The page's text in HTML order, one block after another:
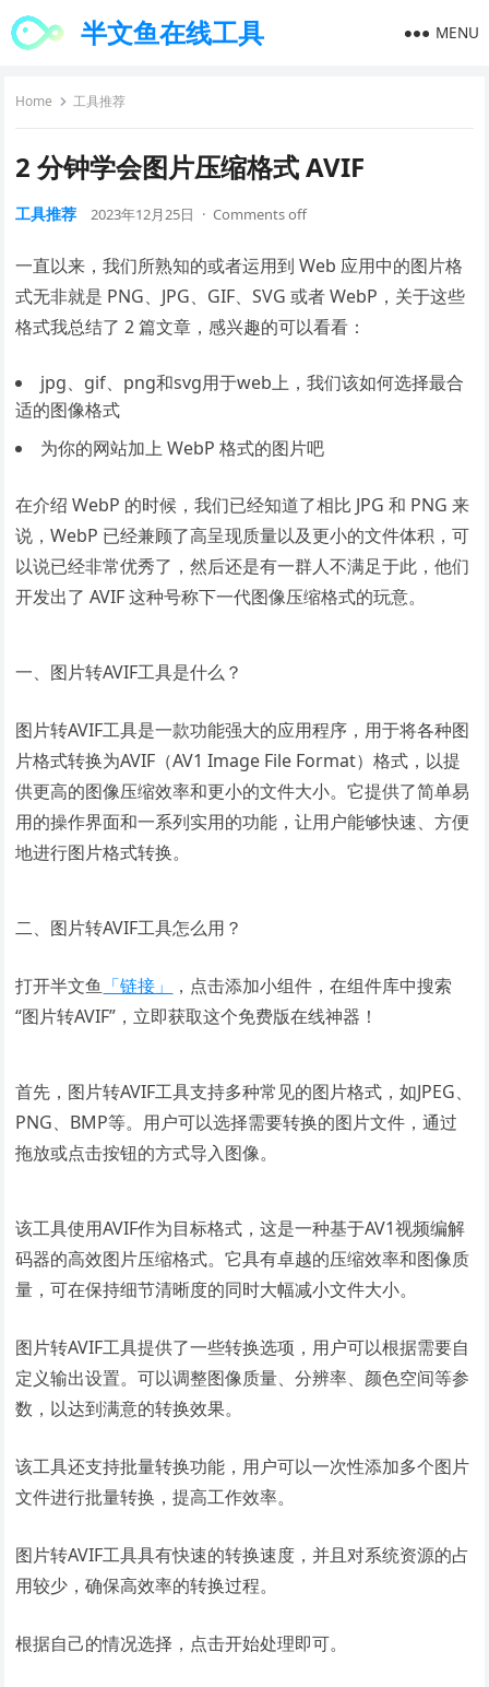
半文鱼在线工具 MENU
Home 工具推荐
2 分钟学会图片压缩格式 AVIF
工具推荐 2023年12月25日 · Comments off
一直以来，我们所熟知的或者运用到 Web 应用中的图片格
式无非就是 PNG、JPG、GIF、SVG 或者 WebP，关于这些
格式我总结了 2 篇文章，感兴趣的可以看看：
jpg、gif、png和svg用于web上，我们该如何选择最合
适的图像格式
为你的网站加上 WebP 格式的图片吧
在介绍 WebP 的时候，我们已经知道了相比 JPG 和 PNG 来
说，WebP 已经兼顾了高呈现质量以及更小的文件体积，可
以说已经非常优秀了，然后还是有一群人不满足于此，他们
开发出了 AVIF 这种号称下一代图像压缩格式的玩意。
一、图片转AVIF工具是什么？
图片转AVIF工具是一款功能强大的应用程序，用于将各种图
片格式转换为AVIF（AV1 Image File Format）格式，以提
供更高的图像压缩效率和更小的文件大小。它提供了简单易
用的操作界面和一系列实用的功能，让用户能够快速、方便
地进行图片格式转换。
二、图片转AVIF工具怎么用？
打开半文鱼 「链接」
，点击添加小组件，在组件库中搜索
“图片转AVIF”，立即获取这个免费版在线神器！
首先，图片转AVIF工具支持多种常见的图片格式，如JPEG、
PNG、BMP等。用户可以选择需要转换的图片文件，通过
拖放或点击按钮的方式导入图像。
该工具使用AVIF作为目标格式，这是一种基于AV1视频编解
码器的高效图片压缩格式。它具有卓越的压缩效率和图像质
量，可在保持细节清晰度的同时大幅减小文件大小。
图片转AVIF工具提供了一些转换选项，用户可以根据需要自
定义输出设置。可以调整图像质量、分辨率、颜色空间等参
数，以达到满意的转换效果。
该工具还支持批量转换功能，用户可以一次性添加多个图片
文件进行批量转换，提高工作效率。
图片转AVIF工具具有快速的转换速度，并且对系统资源的占
用较少，确保高效率的转换过程。
根据自己的情况选择，点击开始处理即可。